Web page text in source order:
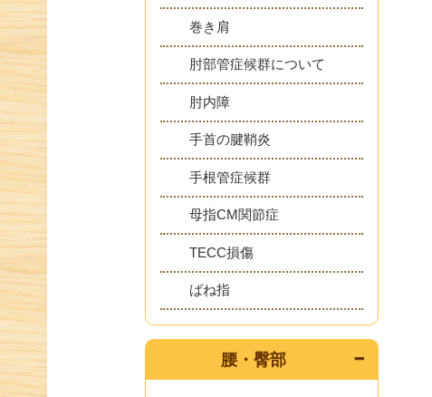
巻き肩
肘部管症候群について
肘内障
手首の腱鞘炎
手根管症候群
母指CM関節症
TECC損傷
ばね指
腰・臀部